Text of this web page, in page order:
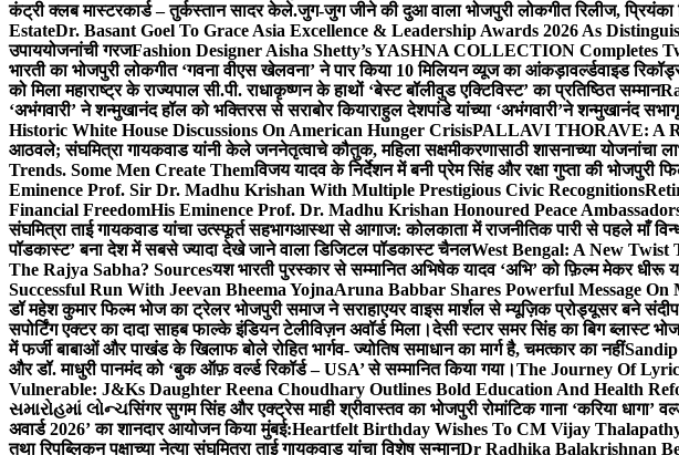
कंट्री क्लब मास्टरकार्ड – तुर्कस्तान सादर केले.जुग-जुग जीने की दुआ वाला भोजपुरी लोकगीत रिलीज, प्रियंका
EstateDr. Basant Goel To Grace Asia Excellence & Leadership Awards 2026 As
उपाययोजनांची गरजFashion Designer Aisha Shetty’s YASHNA COLLECTION Completes
भारती का भोजपुरी लोकगीत ‘गवना वीएस खेलवना’ ने पार किया 10 मिलियन व्यूज का आंकड़ावर्ल्डवाइड
को मिला महाराष्ट्र के राज्यपाल सी.पी. राधाकृष्णन के हाथों ‘बेस्ट बॉलीवुड एक्टिविस्ट’ का प्रतिष्ठित सम्मान
‘अभंगवारी’ ने शन्मुखानंद हॉल को भक्तिरस से सराबोर कियाराहुल देशपांडे यांच्या ‘अभंगवारी’ने शन्मुखानंद
Historic White House Discussions On American Hunger CrisisPALLAVI THORAVE: A
आठवले; संघमित्रा गायकवाड यांनी केले जननेतृत्वाचे कौतुक, महिला सक्षमीकरणासाठी शासनाच्या योजनांचा
Trends. Some Men Create Themविजय यादव के निर्देशन में बनी प्रेम सिंह और रक्षा गुप्ता की भोजपुरी
Eminence Prof. Sir Dr. Madhu Krishan With Multiple Prestigious Civic Recognitions
Financial FreedomHis Eminence Prof. Dr. Madhu Krishan Honoured Peace
संघमित्रा ताई गायकवाड यांचा उत्स्फूर्त सहभागआस्था से आगाज: कोलकाता में राजनीतिक पारी से पहले माँ
पॉडकास्ट’ बना देश में सबसे ज्यादा देखे जाने वाला डिजिटल पॉडकास्ट चैनलWest Bengal: A New
The Rajya Sabha? Sourcesयश भारती पुरस्कार से सम्मानित अभिषेक यादव ‘अभि’ को फ़िल्म मेकर धीरू
Successful Run With Jeevan Bheema YojnaAruna Babbar Shares Powerful Message
डॉ महेश कुमार फिल्म भोज का ट्रेलर भोजपुरी समाज ने सराहाएयर वाइस मार्शल से म्यूज़िक प्रोड्यूसर बने
सपोर्टिंग एक्टर का दादा साहब फाल्के इंडियन टेलीविज़न अवॉर्ड मिला।देसी स्टार समर सिंह का बिग ब्लास्ट
में फर्जी बाबाओं और पाखंड के खिलाफ बोले रोहित भार्गव- ज्योतिष समाधान का मार्ग है, चमत्कार का नहीं
और डॉ. माधुरी पानमंद को ‘बुक ऑफ़ वर्ल्ड रिकॉर्ड – USA’ से सम्मानित किया गया।The Journey Of
Vulnerable: J&Ks Daughter Reena Choudhary Outlines Bold Education And Health
સમારોહમાં લોન્ચसिंगर सुगम सिंह और एक्ट्रेस माही श्रीवास्तव का भोजपुरी रोमांटिक गाना ‘करिया धागा’
अवार्ड 2026’ का शानदार आयोजन किया मुंबई:Heartfelt Birthday Wishes To CM Vijay
तथा रिपब्लिकन पक्षाच्या नेत्या संघमित्रा ताई गायकवाड यांचा विशेष सन्मानDr Radhika Balakrishnan